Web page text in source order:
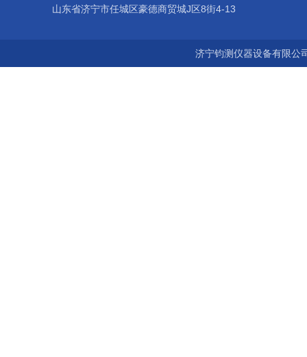
山东省济宁市任城区豪德商贸城J区8街4-13
济宁钧测仪器设备有限